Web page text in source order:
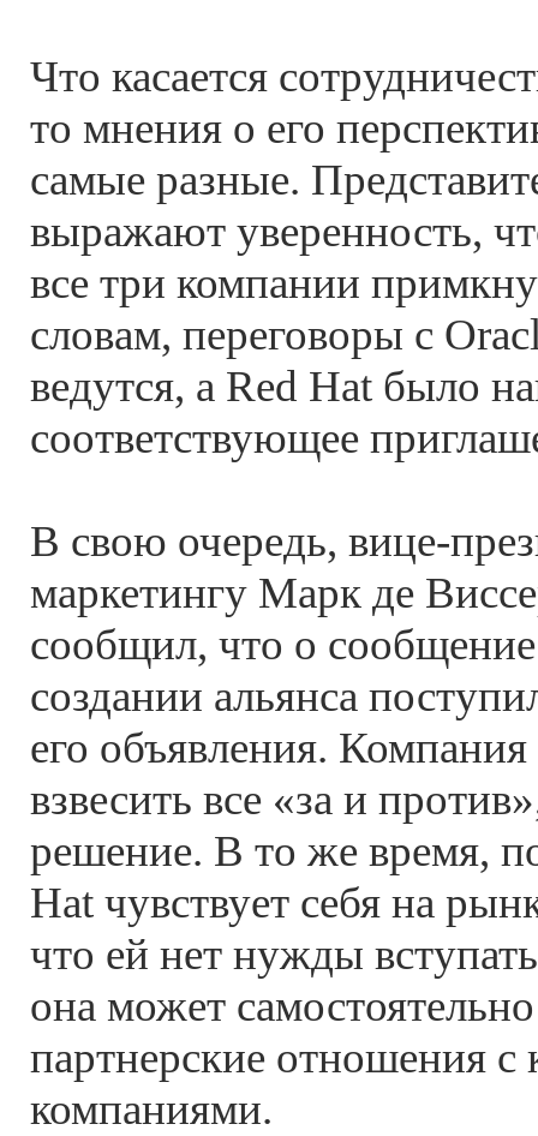
Что касается
то мнения о его
самые разные.
выражают уверенность,
все три компании
словам, переговоры с
ведутся, а Red Hat было
соответствующее
В свою очередь, вице-
маркетингу Марк де
сообщил, что о
создании альянса
его объявления.
взвесить все «за и
решение. В то же время,
Hat чувствует себя на
что ей нет нужды
она может
партнерские отношения
компаниями.